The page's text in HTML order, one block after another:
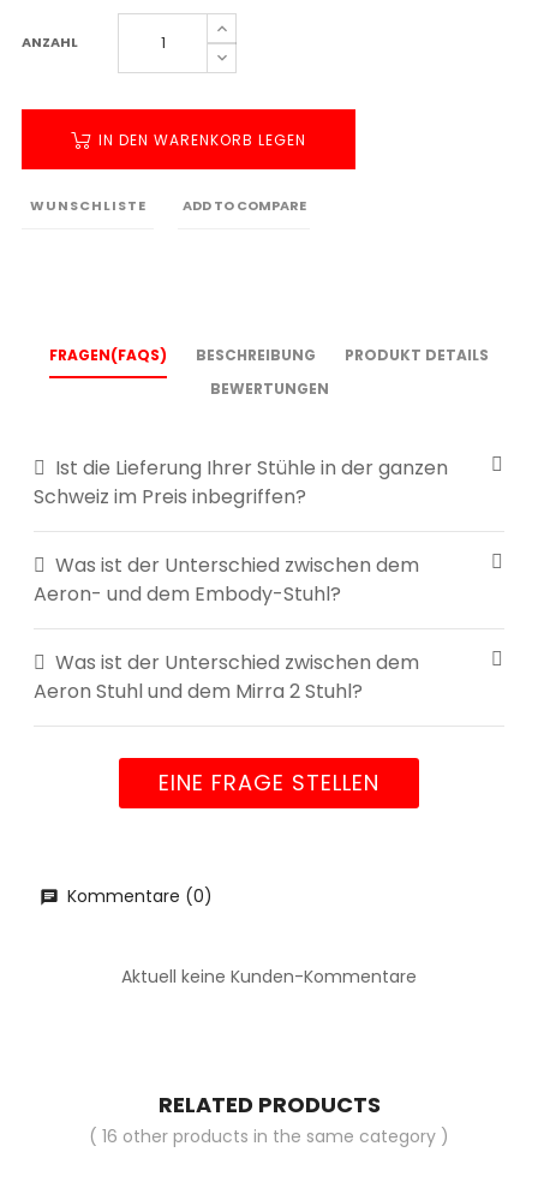
ANZAHL
IN DEN WARENKORB LEGEN
WUNSCHLISTE ADD TO COMPARE
FRAGEN(FAQS) BESCHREIBUNG
PRODUKT DETAILS
BEWERTUNGEN
Ist die Lieferung Ihrer Stühle in der ganzen
Schweiz im Preis inbegriffen?
Was ist der Unterschied zwischen dem
Aeron- und dem Embody-Stuhl?
Was ist der Unterschied zwischen dem
Aeron Stuhl und dem Mirra 2 Stuhl?
EINE FRAGE STELLEN
Kommentare (0)
Aktuell keine Kunden-Kommentare
RELATED PRODUCTS
( 16 other products in the same category )